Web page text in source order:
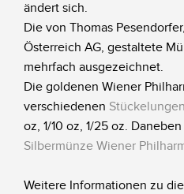
ändert sich.
Die von Thomas
Österreich AG, gestaltete
mehrfach ausgezeichnet.
Die goldenen Wiener
verschiedenen Stückelungen
oz, 1/10 oz, 1/25 oz.
Silbermünze Wiener
Weitere Informationen zu